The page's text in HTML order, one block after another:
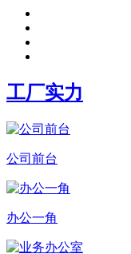
工厂实力
公司前台
办公一角